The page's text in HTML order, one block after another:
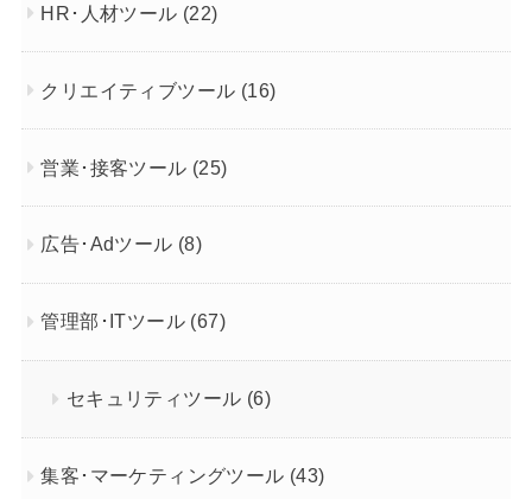
HR･人材ツール (22)
クリエイティブツール (16)
営業･接客ツール (25)
広告･Adツール (8)
管理部･ITツール (67)
セキュリティツール (6)
集客･マーケティングツール (43)